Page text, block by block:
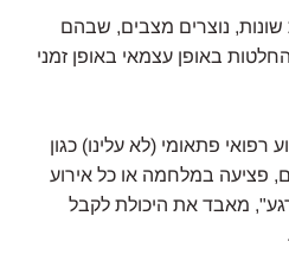
שונות, נוצרים מצבים, שבהם
באופן עצמאי באופן זמני
פתאומי (לא עלינו) כגון
פציעה במלחמה או כל אירוע
מאבד את היכולת לקבל